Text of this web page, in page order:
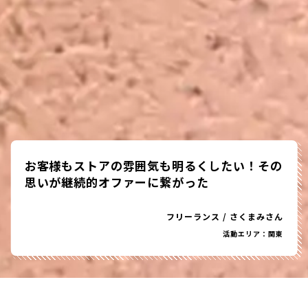
お客様もストアの雰囲気も明るくしたい！その
思いが継続的オファーに繋がった
フリーランス / さくまみさん
活動エリア：関東